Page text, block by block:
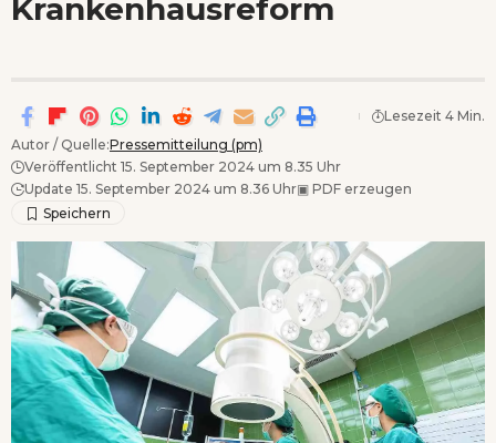
Krankenhausreform
Autor / Quelle:Pressemitteilung (pm)
Veröffentlicht 15. September 2024 um 8.35 Uhr
Update 15. September 2024 um 8.36 Uhr▣ PDF erzeugen
Lesezeit 4 Min.